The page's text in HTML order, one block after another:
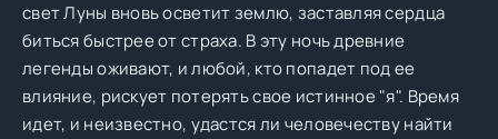
свет Луны вновь осветит землю, заставляя сердца
биться быстрее от страха. В эту ночь древние
легенды оживают, и любой, кто попадет под ее
влияние, рискует потерять свое истинное "я". Время
идет, и неизвестно, удастся ли человечеству найти